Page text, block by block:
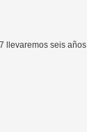
llevaremos seis años